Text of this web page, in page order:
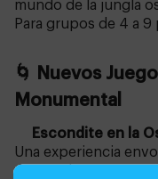
mundo de la jungla
Para grupos de 4 a 9
🌀 Nuevos
Monumental
Escondite en la
Una experiencia
que explorar un